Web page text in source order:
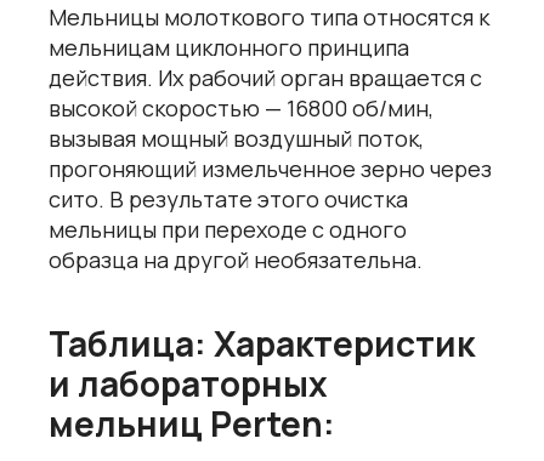
Мельницы молоткового типа относятся к
мельницам циклонного принципа
действия. Их рабочий орган вращается с
высокой скоростью — 16800 об/мин,
вызывая мощный воздушный поток,
прогоняющий измельченное зерно через
сито. В результате этого очистка
мельницы при переходе с одного
образца на другой необязательна.
Таблица: Характеристик
и лабораторных
мельниц Perten: